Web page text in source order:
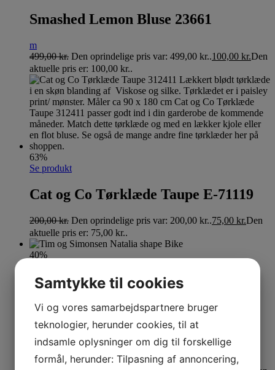
Smashed Lemon Bluse 23661
m
499,00kr. Den oprindelige pris var: 499,00 kr..100,00 kr.Den
aktuelle pris er: 100,00 kr..
63%
Se produkt
Cat og Co Tørklæde Taupe E-71119
200,00kr. Den oprindelige pris var: 200,00 kr..75,00 kr.Den
aktuelle pris er: 75,00 kr..
40%
OEKO-TEX certificeret
vælges på varesiden
Tim og Simonsen Natalia shape Bike
L/XL XXL
Samtykke til cookies
Vi og vores samarbejdspartnere bruger
teknologier, herunder cookies, til at
indsamle oplysninger om dig til forskellige
formål, herunder: Tilpasning af annoncering,